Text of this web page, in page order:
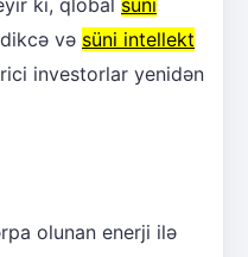
ki, qlobal süni
və süni intellekt
investorlar yenidən
olunan enerji ilə